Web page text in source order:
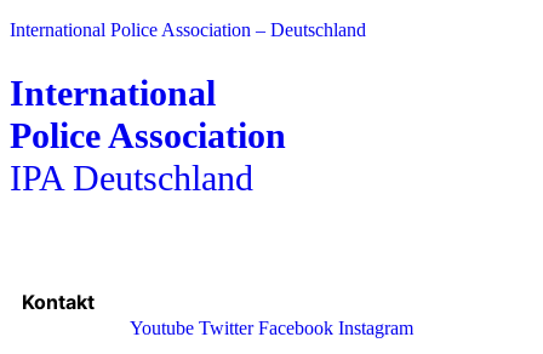
International Police Association – Deutschland
International
Police Association
IPA Deutschland
Kontakt
Youtube Twitter Facebook Instagram